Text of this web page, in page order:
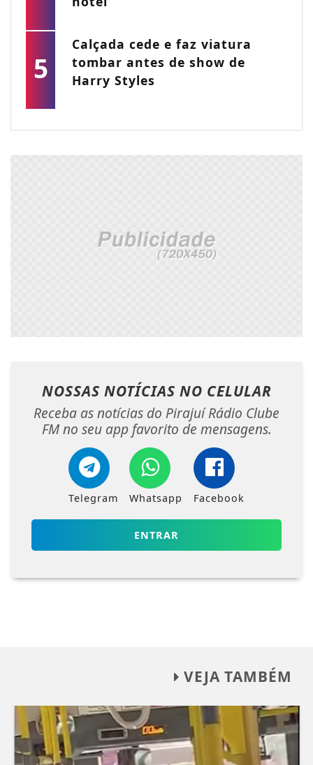
5
Calçada cede e faz viatura
tombar antes de show de
Harry Styles
NOSSAS NOTÍCIAS NO CELULAR
Receba as notícias do Pirajuí Rádio Clube
FM no seu app favorito de mensagens.
Telegram Whatsapp Facebook
ENTRAR
VEJA TAMBÉM